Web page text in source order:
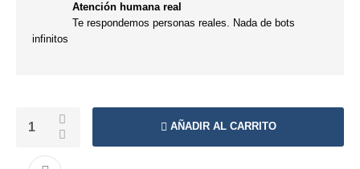
Atención humana real
Te respondemos personas reales. Nada de bots
infinitos
AÑADIR AL CARRITO